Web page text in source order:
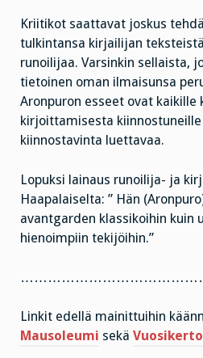
Kriitikot saattavat joskus
tulkintansa kirjailijan
runoilijaa. Varsinkin sellaista,
tietoinen oman ilmaisunsa
Aronpuron esseet ovat
kirjoittamisesta
kiinnostavinta luettavaa.
Lopuksi lainaus runoilija- ja
Haapalaiselta: ” Hän
avantgarden klassikoihin kuin
hienoimpiin tekijöihin.”
Linkit edellä mainittuihin
Mausoleumi sekä